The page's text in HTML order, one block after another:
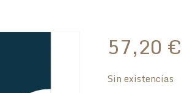
57,20 €
Sin existencias